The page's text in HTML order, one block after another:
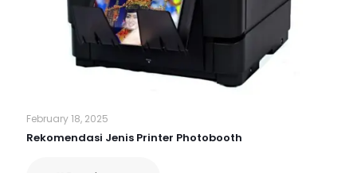
February 18, 2025
Rekomendasi Jenis Printer Photobooth